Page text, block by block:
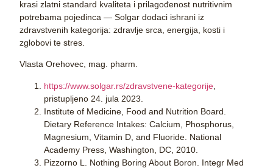
krasi zlatni standard kvaliteta i prilagođenost nutritivnim
potrebama pojedinca — Solgar dodaci ishrani iz
zdravstvenih kategorija: zdravlje srca, energija, kosti i
zglobovi te stres.
Vlasta Orehovec, mag. pharm.
https://www.solgar.rs/zdravstvene-kategorije
pristupljeno 24. jula 2023.
Institute of Medicine, Food and Nutrition Board.
Dietary Reference Intakes: Calcium, Phosphorus,
Magnesium, Vitamin D, and Fluoride. National
Academy Press, Washington, DC, 2010.
Pizzorno L. Nothing Boring About Boron. Integr Med